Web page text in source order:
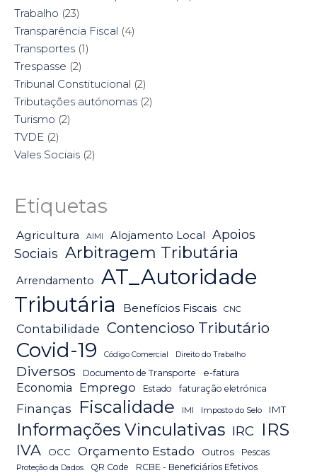
Trabalho (23)
Transparência Fiscal (4)
Transportes (1)
Trespasse (2)
Tribunal Constitucional (2)
Tributações autónomas (2)
Turismo (2)
TVDE (2)
Vales Sociais (2)
Etiquetas
Agricultura AIMI Alojamento Local
Apoios
Sociais Arbitragem Tributária
Arrendamento
AT_Autoridade
Tributária
Benefícios Fiscais CNC
Contabilidade Contencioso Tributário
Covid-19 Código Comercial Direito do Trabalho
Diversos Documento de Transporte e-fatura
Economia Emprego Estado faturação eletrónica
Finanças Fiscalidade IMI Imposto do Selo IMT
Informações Vinculativas IRC IRS
IVA OCC Orçamento Estado Outros Pescas
Proteção da Dados QR Code
RCBE - Beneficiários Efetivos